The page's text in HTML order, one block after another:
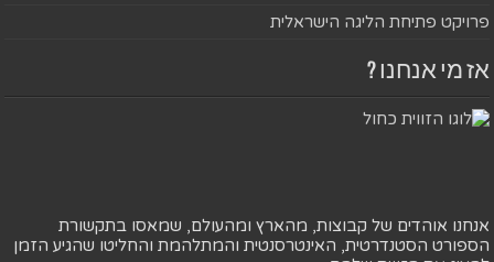
פרויקט פתיחת הליגה הישראלית
אז מי אנחנו ?
אנחנו אוהדים של קבוצות, מהארץ ומהעולם, שמאסו בתקשורת
הספורט הסטנדרטית, האינטרסנטית והמתלהמת והחליטו שהגיע הזמן